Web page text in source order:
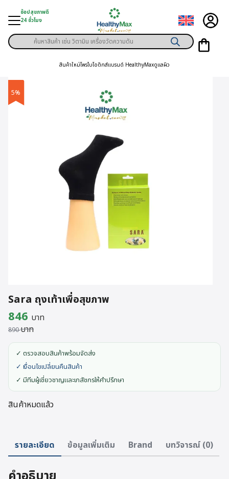
content
ช้อปสุขภาพดี
24 ชั่วโมง
มู่สินค้า
าพเฉพาะคุณ
Products
search
สินค้าใหม่โพรไบโอติกส์แบรนด์ HealthyMaxดูแลผิว
5%
Sara ถุงเท้าเพื่อสุขภาพ
890บาท
Original
price
was:
890 บาท.
846 บาท
is:
846 บาท.
✓ ตรวจสอบสินค้าพร้อมจัดส่ง
✓ เงื่อนไขเปลี่ยนคืนสินค้า
✓ มีทีมผู้เชี่ยวชาญและเภสัชกรให้คำปรึกษา
สินค้าหมดแล้ว
รายละเอียด ข้อมูลเพิ่มเติม Brand บทวิจารณ์ (0)